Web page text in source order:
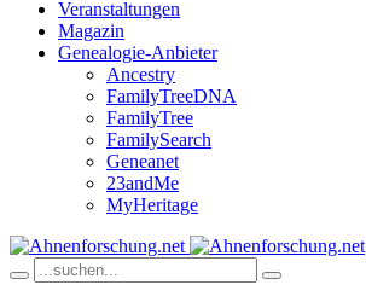
Veranstaltungen
Magazin
Genealogie-Anbieter
Ancestry
FamilyTreeDNA
FamilyTree
FamilySearch
Geneanet
23andMe
MyHeritage